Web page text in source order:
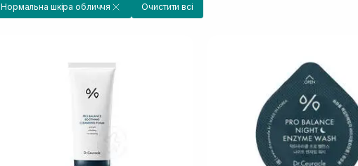
Нормальна шкіра обличчя Очистити всі